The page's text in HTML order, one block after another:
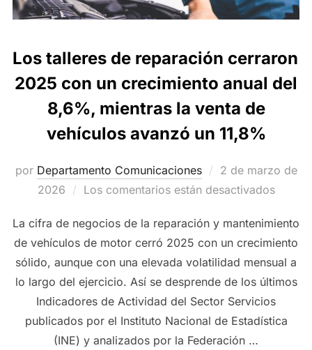
Los talleres de reparación cerraron
2025 con un crecimiento anual del
8,6%, mientras la venta de
vehículos avanzó un 11,8%
por Departamento Comunicaciones
Publicado
el
2 de marzo de
2026
Los comentarios están desactivados
La cifra de negocios de la reparación y mantenimiento
de vehículos de motor cerró 2025 con un crecimiento
sólido, aunque con una elevada volatilidad mensual a
lo largo del ejercicio. Así se desprende de los últimos
Indicadores de Actividad del Sector Servicios
publicados por el Instituto Nacional de Estadística
(INE) y analizados por la Federación …